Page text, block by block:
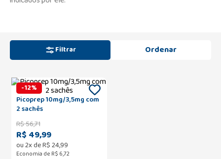
Filtrar
-12%
Picoprep 10mg/3,5mg com
2 sachês
R$56,71
R$ 49,99
ou2x deR$24,99
Economia de R$ 6,72